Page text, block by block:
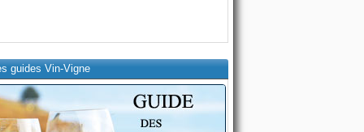
guides Vin-Vigne